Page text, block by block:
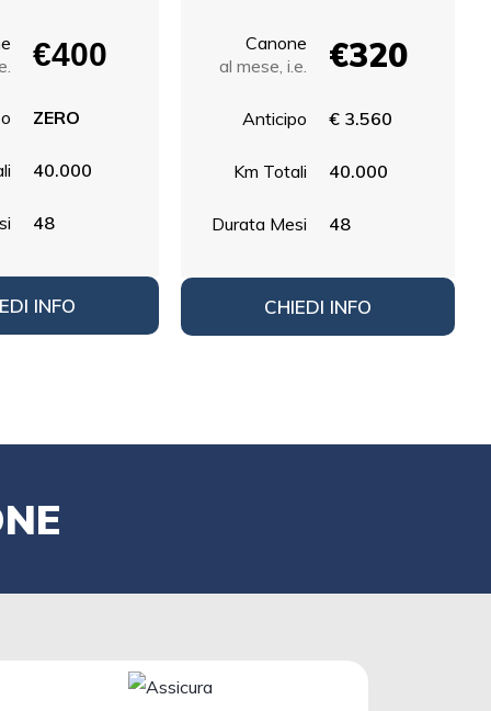
€400
ZERO
40.000
48
INFO
Canone
al mese, i.e.
€320
Anticipo € 3.560
Km Totali 40.000
Durata Mesi 48
CHIEDI INFO